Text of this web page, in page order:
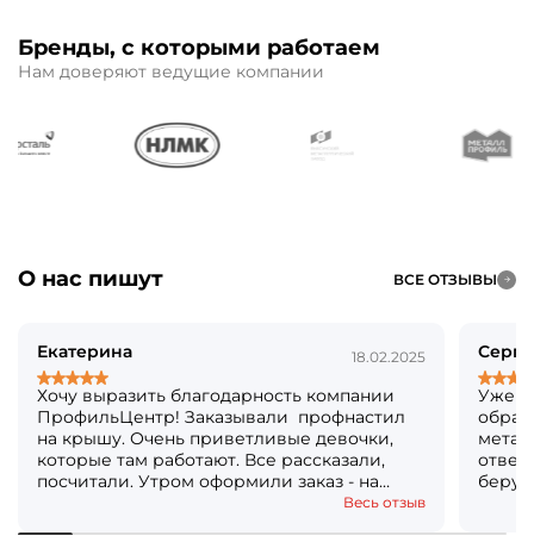
Бренды, с которыми работаем
Нам доверяют ведущие компании
О нас пишут ВСЕ ОТЗЫВЫ
Екатерина 18.02.2025
Хочу выразить благодарность компании
ПрофильЦентр! Заказывали профнастил
на крышу. Очень приветливые девочки,
которые там работают. Все рассказали,
посчитали. Утром оформили заказ - на
следующий день уже все было готово!Весь отзыв
Уже